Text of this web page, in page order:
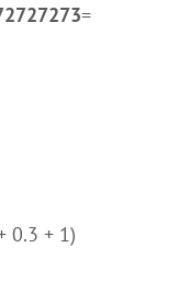
=
0.3 + 1)